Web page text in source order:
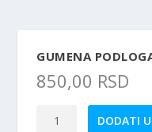
GUMENA
850,00 RSD
Gumena
DODATI